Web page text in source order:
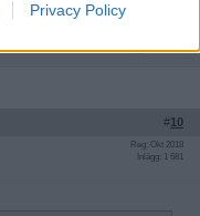
Privacy Policy
6750-xt-core-gaming?
Citera
#10
Reg: Okt 2018
Inlägg: 1 681